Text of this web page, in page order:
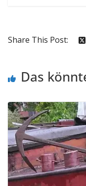
Share This Post:
Das